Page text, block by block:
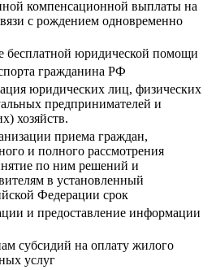
компенсационной выплаты на
с рождением одновременно
бесплатной юридической помощи
гражданина РФ
юридических лиц, физических
предпринимателей и
хозяйств.
приема граждан,
и полного рассмотрения
по ним решений и
в установленный
Федерации срок
и предоставление информации
субсидий на оплату жилого
услуг